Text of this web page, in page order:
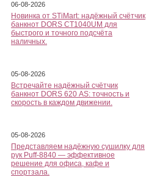
06-08-2026
Новинка от STiMart: надёжный счётчик
банкнот DORS CT1040UM для
быстрого и точного подсчёта
наличных.
05-08-2026
Встречайте надёжный счётчик
банкнот DORS 620 АS: точность и
скорость в каждом движении.
05-08-2026
Представляем надёжную сушилку для
рук Puff-8840 — эффективное
решение для офиса, кафе и
спортзала.